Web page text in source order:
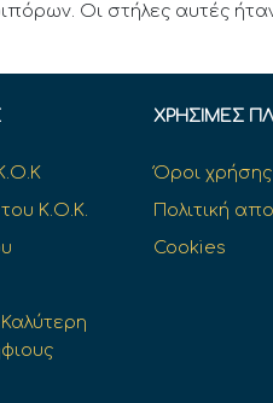
Οι στήλες αυτές
Κ.Ο.Κ.
ΧΡΉΣΙΜΕΣ
Όροι χρήσης
Πολιτική
Cookies